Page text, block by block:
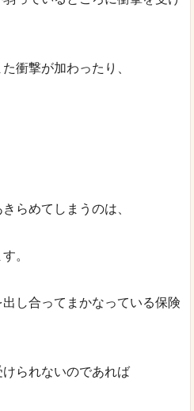
衝撃が加わったり、
らめてしまうのは、
。
し合ってまかなっている保険
られないのであれば